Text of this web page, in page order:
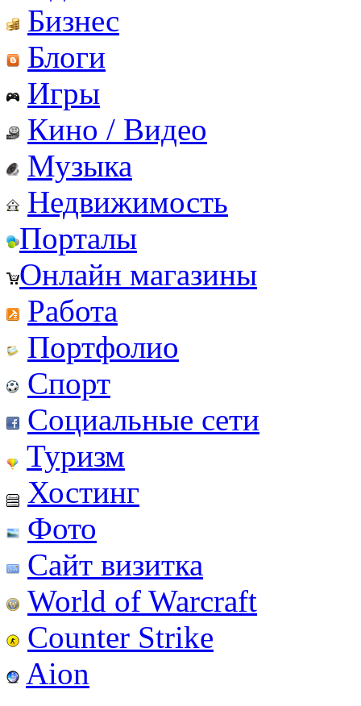
Бизнес
Блоги
Игры
Кино / Видео
Музыка
Недвижимость
Порталы
Онлайн магазины
Работа
Портфолио
Спорт
Социальные сети
Туризм
Хостинг
Фото
Сайт визитка
World of Warcraft
Counter Strike
Aion